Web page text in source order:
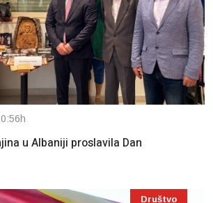
u Albaniji proslavila Dan
Društvo